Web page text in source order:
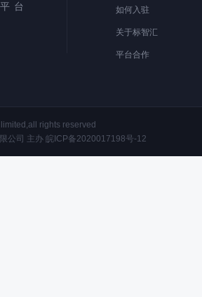
台 如何入驻
关于标智汇
平台合作
rights reserved
公司 主办 皖ICP备2020017198号-12